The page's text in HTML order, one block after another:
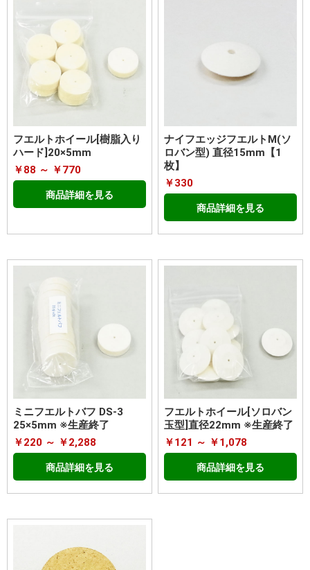
フエルトホイール[樹脂入り
ハード]20×5mm
￥88 ～ ￥770
商品詳細を見る
ナイフエッジフエルトM(ソ
ロバン型) 直径15mm【1
枚】
￥330
商品詳細を見る
ミニフエルトバフ DS-3
25×5mm ※生産終了
￥220 ～ ￥2,288
商品詳細を見る
フエルトホイール[ソロバン
玉型]直径22mm ※生産終了
￥121 ～ ￥1,078
商品詳細を見る